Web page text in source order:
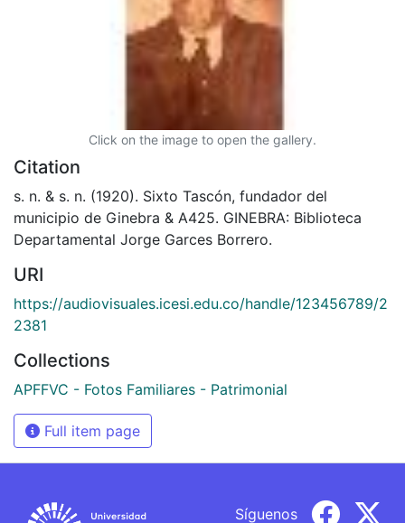
Click on the image to open the gallery.
Citation
s. n. & s. n. (1920). Sixto Tascón, fundador del
municipio de Ginebra & A425. GINEBRA: Biblioteca
Departamental Jorge Garces Borrero.
URI
https://audiovisuales.icesi.edu.co/handle/123456789/2
2381
Collections
APFFVC - Fotos Familiares - Patrimonial
Full item page
Síguenos